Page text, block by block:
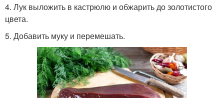
4. Лук выложить в кастрюлю и обжарить до золотистого
цвета.
5. Добавить муку и перемешать.